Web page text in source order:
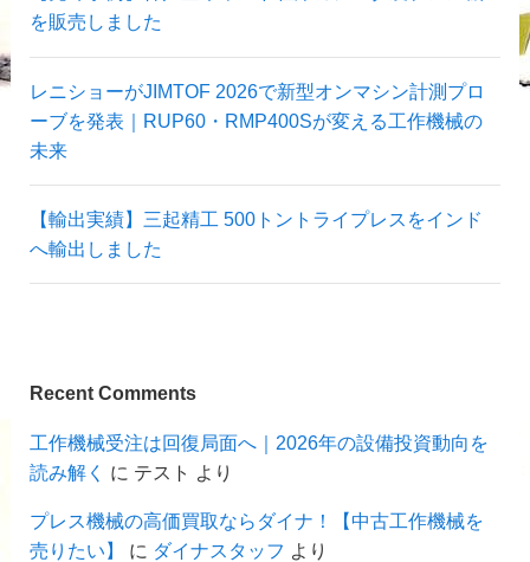
を販売しました
レニショーがJIMTOF 2026で新型オンマシン計測プロ
ーブを発表｜RUP60・RMP400Sが変える工作機械の
未来
【輸出実績】三起精工 500トントライプレスをインド
へ輸出しました
Recent Comments
工作機械受注は回復局面へ｜2026年の設備投資動向を
読み解く
に テスト より
プレス機械の高価買取ならダイナ！【中古工作機械を
売りたい】
に ダイナスタッフ より